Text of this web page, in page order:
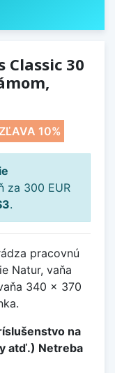
Classic 30
ZĽAVA 10%
za 300 EUR
.
pracovnú
Natur, vaňa
340 x 370
na
atď.) Netreba